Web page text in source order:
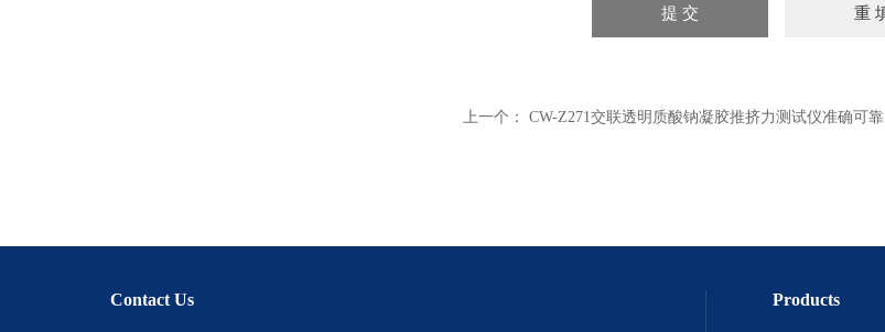
上一个： CW-Z271交联透明质酸钠凝胶推挤力测试仪准确可靠
Contact Us Products